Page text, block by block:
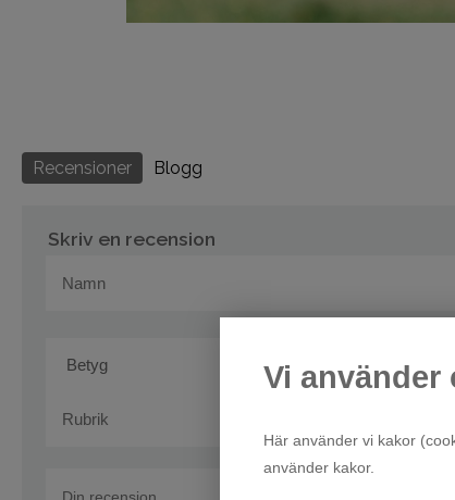
Vi använder
Här använder vi kakor
använder kakor.
Recensioner
Skriv en recension
Blogg